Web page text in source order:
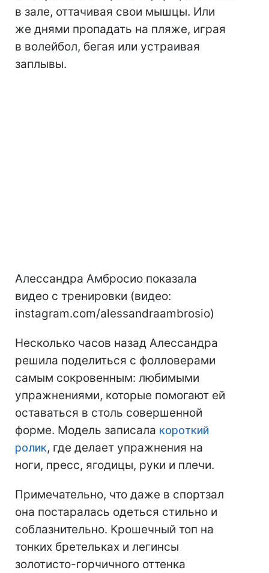
в зале, оттачивая свои мышцы. Или
же днями пропадать на пляже, играя
в волейбол, бегая или устраивая
заплывы.
Алессандра Амбросио показала
видео с тренировки (видео:
instagram.com/alessandraambrosio)
Несколько часов назад Алессандра
решила поделиться с фолловерами
самым сокровенным: любимыми
упражнениями, которые помогают ей
оставаться в столь совершенной
форме. Модель записала короткий
ролик, где делает упражнения на
ноги, пресс, ягодицы, руки и плечи.
Примечательно, что даже в спортзал
она постаралась одеться стильно и
соблазнительно. Крошечный топ на
тонких бретельках и легинсы
золотисто-горчичного оттенка